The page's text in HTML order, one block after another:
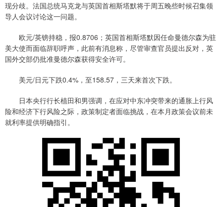
现分歧。法国总统马克龙与英国首相斯塔默将于周五晚些时候召集领
导人会议讨论这一问题。
欧元/英镑持稳，报0.8706；英国首相斯塔默因任命曼德尔森为驻
美大使而面临辞职呼声，此前有消息称，尽管审查官员提出反对，英
国外交部仍批准曼德尔森获得安全许可。
美元/日元下跌0.4%，至158.57，三天来首次下跌。
日本央行行长植田和男强调，在应对中东冲突带来的通胀上行风
险和经济下行风险之际，政策制定者面临挑战，在本月政策会议前未
就利率提供明确指引。